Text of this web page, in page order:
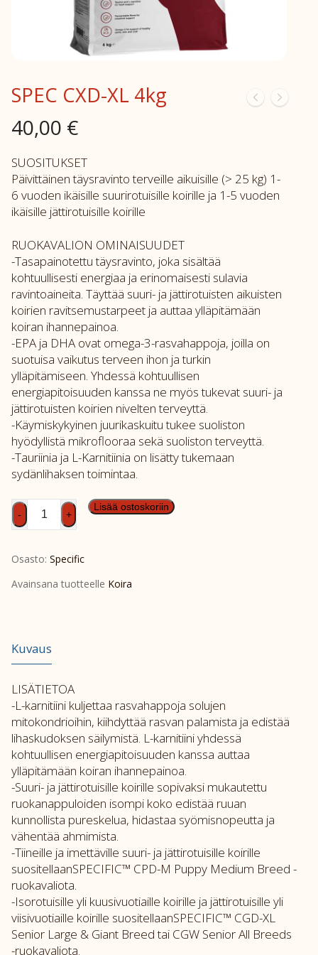
SPEC CXD-XL 4kg
40,00 €
SUOSITUKSET
Päivittäinen täysravinto terveille aikuisille (> 25 kg) 1-
6 vuoden ikäisille suurirotuisille koirille ja 1-5 vuoden
ikäisille jättirotuisille koirille
RUOKAVALION OMINAISUUDET
-Tasapainotettu täysravinto, joka sisältää
kohtuullisesti energiaa ja erinomaisesti sulavia
ravintoaineita. Täyttää suuri- ja jättirotuisten aikuisten
koirien ravitsemustarpeet ja auttaa ylläpitämään
koiran ihannepainoa.
-EPA ja DHA ovat omega-3-rasvahappoja, joilla on
suotuisa vaikutus terveen ihon ja turkin
ylläpitämiseen. Yhdessä kohtuullisen
energiapitoisuuden kanssa ne myös tukevat suuri- ja
jättirotuisten koirien nivelten terveyttä.
-Käymiskykyinen juurikaskuitu tukee suoliston
hyödyllistä mikroflooraa sekä suoliston terveyttä.
-Tauriinia ja L-Karnitiinia on lisätty tukemaan
sydänlihaksen toimintaa.
SPEC
CXD-
4kg
määrä
- +
Lisää ostoskoriin
Osasto: Specific
Avainsana tuotteelle Koira
Kuvaus
LISÄTIETOA
-L-karnitiini kuljettaa rasvahappoja solujen
mitokondrioihin, kiihdyttää rasvan palamista ja edistää
lihaskudoksen säilymistä. L-karnitiini yhdessä
kohtuullisen energiapitoisuuden kanssa auttaa
ylläpitämään koiran ihannepainoa.
-Suuri- ja jättirotuisille koirille sopivaksi mukautettu
ruokanappuloiden isompi koko edistää ruuan
kunnollista pureskelua, hidastaa syömisnopeutta ja
vähentää ahmimista.
-Tiineille ja imettäville suuri- ja jättirotuisille koirille
suositellaanSPECIFIC™ CPD-M Puppy Medium Breed -
ruokavaliota.
-Isorotuisille yli kuusivuotiaille koirille ja jättirotuisille yli
viisivuotiaille koirille suositellaanSPECIFIC™ CGD-XL
Senior Large & Giant Breed tai CGW Senior All Breeds
-ruokavaliota.